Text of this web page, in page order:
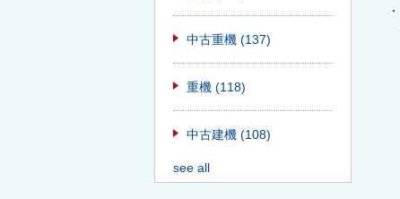
中古重機 (137)
重機 (118)
中古建機 (108)
see all